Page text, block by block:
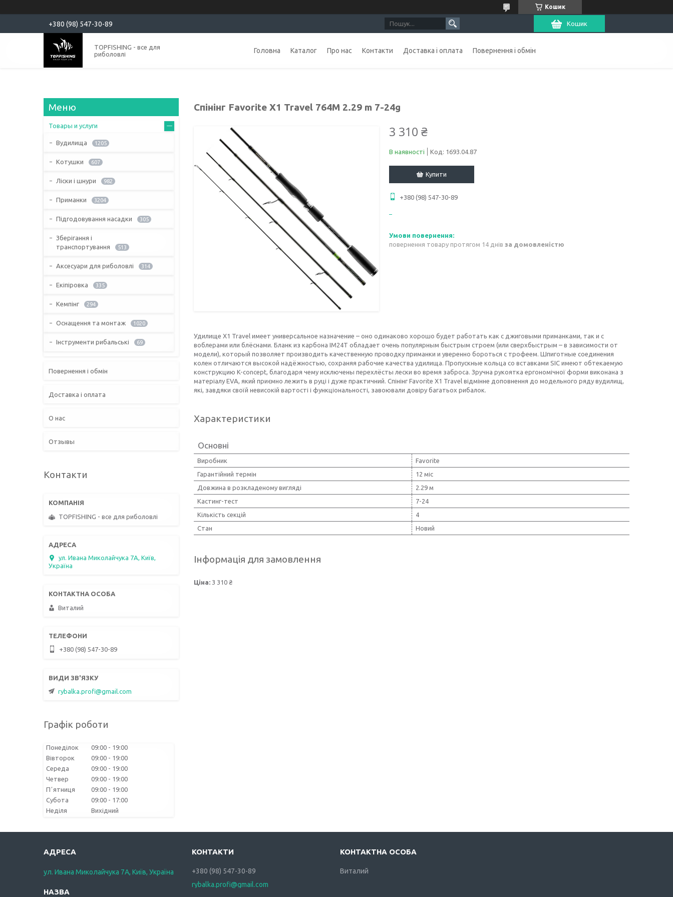
Кошик
+380 (98) 547-30-89 Кошик
TOPFISHING - все для
риболовлі
Головна Каталог Про нас Контакти Доставка і оплата Повернення і обмін
Спінінг Favorite X1 Travel 764M 2.29 m 7-24g
3 310 ₴
В наявності Код: 1693.04.87
Купити
+380 (98) 547-30-89
повернення товару протягом 14 днів за домовленістю
Удилище X1 Travel имеет универсальное назначение – оно одинаково хорошо будет работать как с джиговыми приманками, так и с
воблерами или блёснами. Бланк из карбона IM24T обладает очень популярным быстрым строем (или сверхбыстрым – в зависимости от
модели), который позволяет производить качественную проводку приманки и уверенно бороться с трофеем. Шпиготные соединения
колен отличаются высокой надёжностью, сохраняя рабочие качества удилища. Пропускные кольца со вставками SIC имеют обтекаемую
конструкцию K-concept, благодаря чему исключены перехлёсты лески во время заброса. Зручна рукоятка ергономічної форми виконана з
матеріалу EVA, який приємно лежить в руці і дуже практичний. Спінінг Favorite X1 Travel відмінне доповнення до модельного ряду вудилищ,
які, завдяки своїй невисокій вартості і функціональності, завоювали довіру багатьох рибалок.
Характеристики
Основні
Виробник
Favorite
Гарантійний термін
12 міс
Довжина в розкладеному вигляді
2.29 м
Кастинг-тест
7-24
Кількість секцій
4
Стан
Новий
Інформація для замовлення
Ціна: 3 310 ₴
Товары и услуги
Вудилища 1205
Котушки 607
Ліски і шнури 982
Приманки 3204
Підгодовування насадки 305
Зберігання і
транспортування
513
Аксесуари для риболовлі 314
Екіпіровка 335
Кемпінг 294
Оснащення та монтаж 1020
Інструменти рибальські 69
Повернення і обмін
Доставка і оплата
О нас
Отзывы
Контакти
TOPFISHING - все для риболовлі
ул. Ивана Миколайчука 7А, Київ,
Україна
Виталий
+380 (98) 547-30-89
rybalka.profi@gmail.com
Графік роботи
Понеділок 09:00
19:00
Вівторок
09:00
19:00
Середа
09:00
19:00
Четвер
09:00
19:00
Пʼятниця
09:00
19:00
Субота
09:00
17:00
Неділя
Вихідний
ул. Ивана Миколайчука 7А, Київ, Україна
+380 (98) 547-30-89
rybalka.profi@gmail.com
Виталий